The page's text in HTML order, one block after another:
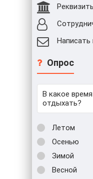
Написать
Опрос
В какое
отдыхать?
Летом
Осенью
Зимой
Весной